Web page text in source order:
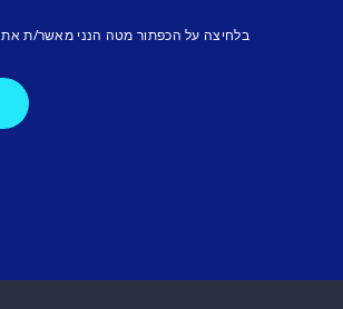
בלחיצה על הכפתור מטה הנני מאשר/ת את